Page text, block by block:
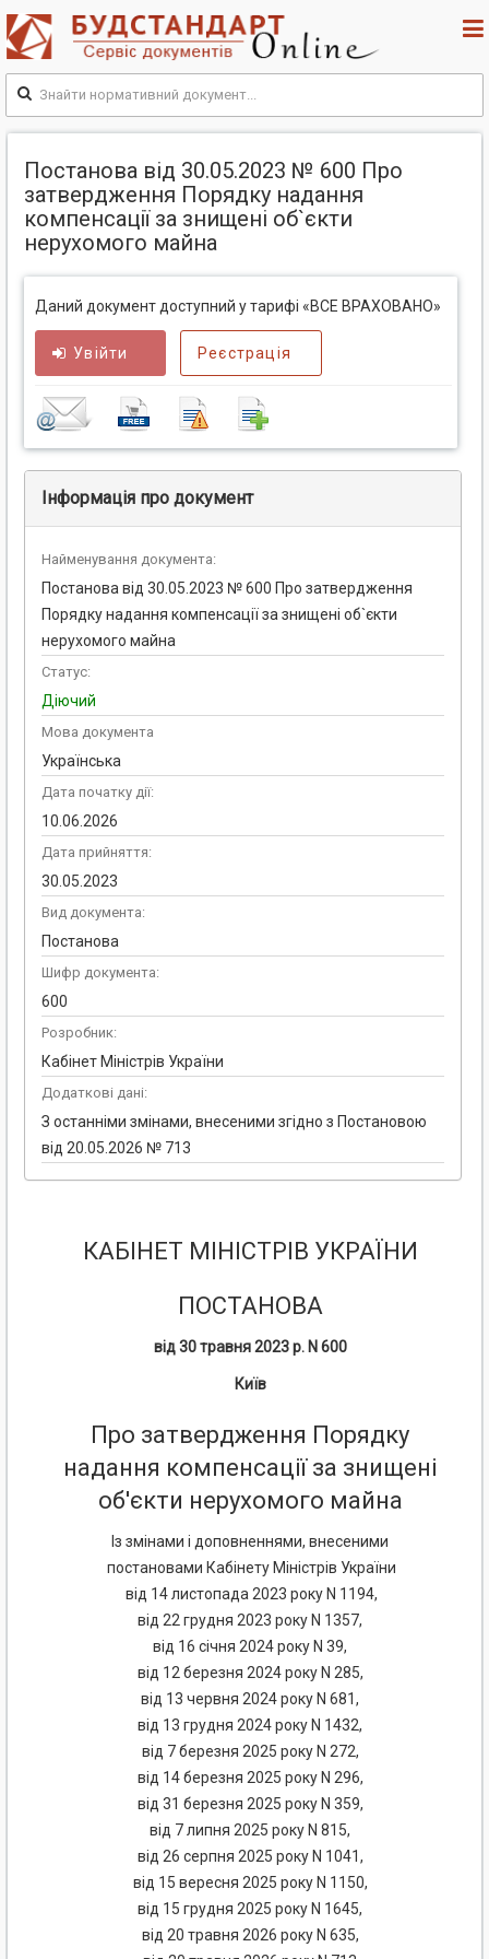
Постанова від 30.05.2023 № 600 Про
затвердження Порядку надання
компенсації за знищені об`єкти
нерухомого майна
Даний документ доступний у тарифі «ВСЕ ВРАХОВАНО»
Увійти Реєстрація
Інформація про документ
Найменування документа:
Постанова від 30.05.2023 № 600 Про затвердження
Порядку надання компенсації за знищені об`єкти
нерухомого майна
Статус:
Діючий
Мова документа
Українська
Дата початку дії:
10.06.2026
Дата прийняття:
30.05.2023
Вид документа:
Постанова
Шифр документа:
600
Розробник:
Кабінет Міністрів України
Додаткові дані:
З останніми змінами, внесеними згідно з Постановою
від 20.05.2026 № 713
КАБІНЕТ МІНІСТРІВ УКРАЇНИ
ПОСТАНОВА
від 30 травня 2023 р. N 600
Київ
Про затвердження Порядку
надання компенсації за знищені
об'єкти нерухомого майна
Із змінами і доповненнями, внесеними
постановами Кабінету Міністрів України
від 14 листопада 2023 року N 1194,
від 22 грудня 2023 року N 1357,
від 16 січня 2024 року N 39,
від 12 березня 2024 року N 285,
від 13 червня 2024 року N 681,
від 13 грудня 2024 року N 1432,
від 7 березня 2025 року N 272,
від 14 березня 2025 року N 296,
від 31 березня 2025 року N 359,
від 7 липня 2025 року N 815,
від 26 серпня 2025 року N 1041,
від 15 вересня 2025 року N 1150,
від 15 грудня 2025 року N 1645,
від 20 травня 2026 року N 635,